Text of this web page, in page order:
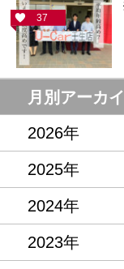
37
月別アーカ
2026年
2025年
2024年
2023年